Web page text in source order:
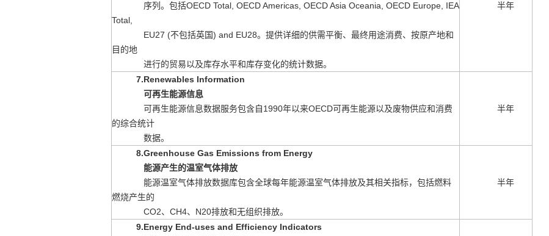
序列。包括OECD Total, OECD Americas, OECD Asia Oceania, OECD Europe, IEA
Total,
EU27 (不包括英国) and EU28。提供详细的供需平衡、最终用途消费、按原产地和
目的地
进行的贸易以及库存水平和库存变化的统计数据。
半年
7.Renewables Information
可再生能源信息
可再生能源信息数据服务包含自1990年以来OECD可再生能源以及废物供应和消费
的综合统计
数据。
半年
8.Greenhouse Gas Emissions from Energy
能源产生的温室气体排放
能源温室气体排放数据库包含全球每年能源温室气体排放及其相关指标，包括燃料
燃烧产生的
CO2、CH4、N20排放和无组织排放。
半年
9.Energy End-uses and Efficiency Indicators